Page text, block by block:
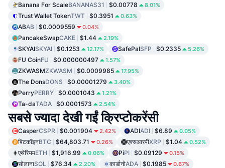
Banana For ScaleBANANAS31 $0.00778 8.01%
Trust Wallet TokenTWT $0.3951 0.63%
ABAB $0.0009559 0.04%
PancakeSwapCAKE $1.44 2.19%
SKYAISKYAI $0.1253 12.17% SafePalSFP $0.2335 5.26%
FU CoinFU $0.000000497 1.57%
ZKWASMZKWASM $0.0009985 17.95%
The DonsDONS $0.00001279 3.40%
PerryPERRY $0.0001043 1.21%
Ta-daTADA $0.0001573 2.54%
सबसे ज्यादा देखी गईं क्रिप्टोकरेंसी
CasperCSPR $0.001904 2.42% ADIADI $6.89 0.05%
बिटकॉइनBTC $64,803.71 0.26% एक्सआरपीXRP $1.04 0.52%
एथेरियमETH $1,916.99 0.06% PiPI $0.09129 0.15%
सोलानाSOL $76.34 2.20% कार्डानोADA $0.1985 0.67%